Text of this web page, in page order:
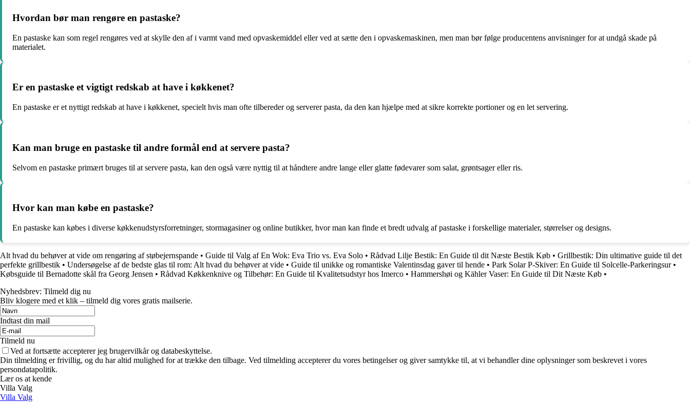
Hvordan bør man rengøre en pastaske?
En pastaske kan som regel rengøres ved at skylle den af i varmt vand med opvaskemiddel eller ved at sætte den i opvaskemaskinen, men man bør følge producentens anvisninger for at undgå skade på
materialet.
Er en pastaske et vigtigt redskab at have i køkkenet?
En pastaske er et nyttigt redskab at have i køkkenet, specielt hvis man ofte tilbereder og serverer pasta, da den kan hjælpe med at sikre korrekte portioner og en let servering.
Kan man bruge en pastaske til andre formål end at servere pasta?
Selvom en pastaske primært bruges til at servere pasta, kan den også være nyttig til at håndtere andre lange eller glatte fødevarer som salat, grøntsager eller ris.
Hvor kan man købe en pastaske?
En pastaske kan købes i diverse køkkenudstyrsforretninger, stormagasiner og online butikker, hvor man kan finde et bredt udvalg af pastaske i forskellige materialer, størrelser og designs.
Alt hvad du behøver at vide om rengøring af støbejernspande • Guide til Valg af En Wok: Eva Trio vs. Eva Solo • Rådvad Lilje Bestik: En Guide til dit Næste Bestik Køb • Grillbestik: Din ultimative guide til det
perfekte grillbestik • Undersøgelse af de bedste glas til rom: Alt hvad du behøver at vide • Guide til unikke og romantiske Valentinsdag gaver til hende • Park Solar P-Skiver: En Guide til Solcelle-Parkeringsur•
Købsguide til Bernadotte skål fra Georg Jensen • Rådvad Køkkenknive og Tilbehør: En Guide til Kvalitetsudstyr hos Imerco • Hammershøi og Kähler Vaser: En Guide til Dit Næste Køb •
Nyhedsbrev: Tilmeld dig nu
Bliv klogere med et klik – tilmeld dig vores gratis mailserie.
Indtast din mail
Tilmeld nu
Ved at fortsætte accepterer jeg brugervilkår og databeskyttelse.
Din tilmelding er frivillig, og du har altid mulighed for at trække den tilbage. Ved tilmelding accepterer du vores betingelser og giver samtykke til, at vi behandler dine oplysninger som beskrevet i vores
persondatapolitik.
Lær os at kende
Villa Valg
Villa Valg